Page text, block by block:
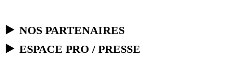
NOS PARTENAIRES
ESPACE PRO / PRESSE